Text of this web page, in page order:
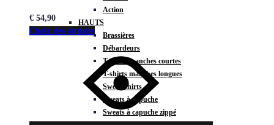
Action
HAUTS
Brassières
Débardeurs
T-shirts manches courtes
T-shirts manches longues
Sweat-shirts
Sweats à capuche
Sweats à capuche zippé
€ 54,90
Choix des options